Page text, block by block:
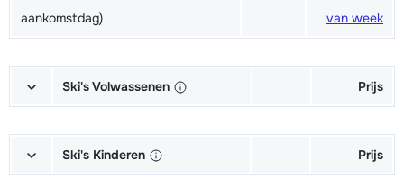
aankomstdag)
van week
Ski's Volwassenen Prijs
Schoenen + Stokken (6/7 dagen)
van week
Ski's Kinderen Prijs